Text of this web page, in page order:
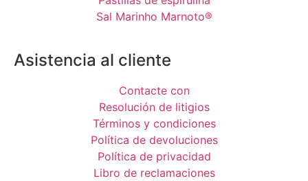
Sal Marinho Marnoto®
Asistencia al cliente
Contacte con
Resolución de litigios
Términos y condiciones
Política de devoluciones
Política de privacidad
Libro de reclamaciones